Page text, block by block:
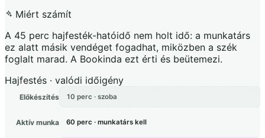
Miért számít
A 45 perc hajfesték-hatóidő nem holt idő: a munkatárs
ez alatt másik vendéget fogadhat, miközben a szék
foglalt marad. A Bookinda ezt érti és beütemezi.
Hajfestés · valódi időigény
Előkészítés 10 perc · szoba
Aktív munka 60 perc · munkatárs kell